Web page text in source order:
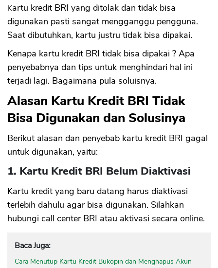
Kartu kredit BRI yang ditolak dan tidak bisa
digunakan pasti sangat mengganggu pengguna.
Saat dibutuhkan, kartu justru tidak bisa dipakai.
Kenapa kartu kredit BRI tidak bisa dipakai ? Apa
penyebabnya dan tips untuk menghindari hal ini
terjadi lagi. Bagaimana pula soluisnya.
Alasan Kartu Kredit BRI Tidak
Bisa Digunakan dan Solusinya
Berikut alasan dan penyebab kartu kredit BRI gagal
untuk digunakan, yaitu:
1. Kartu Kredit BRI Belum Diaktivasi
Kartu kredit yang baru datang harus diaktivasi
terlebih dahulu agar bisa digunakan. Silahkan
hubungi call center BRI atau aktivasi secara online.
Baca Juga:
Cara Menutup Kartu Kredit Bukopin dan Menghapus Akun